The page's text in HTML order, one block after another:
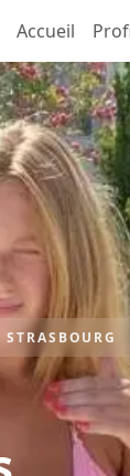
Accueil
STRASBOURG